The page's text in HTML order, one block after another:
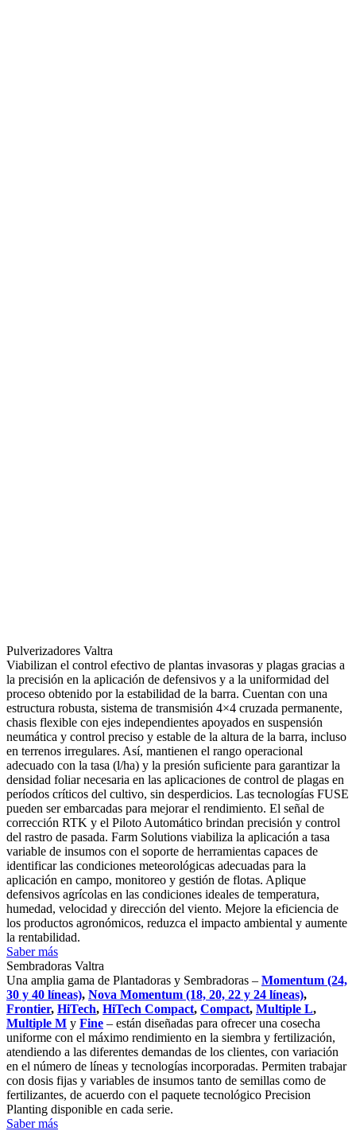
Pulverizadores Valtra
Viabilizan el control efectivo de plantas invasoras y plagas gracias a
la precisión en la aplicación de defensivos y a la uniformidad del
proceso obtenido por la estabilidad de la barra. Cuentan con una
estructura robusta, sistema de transmisión 4×4 cruzada permanente,
chasis flexible con ejes independientes apoyados en suspensión
neumática y control preciso y estable de la altura de la barra, incluso
en terrenos irregulares. Así, mantienen el rango operacional
adecuado con la tasa (l/ha) y la presión suficiente para garantizar la
densidad foliar necesaria en las aplicaciones de control de plagas en
períodos críticos del cultivo, sin desperdicios. Las tecnologías FUSE
pueden ser embarcadas para mejorar el rendimiento. El señal de
corrección RTK y el Piloto Automático brindan precisión y control
del rastro de pasada. Farm Solutions viabiliza la aplicación a tasa
variable de insumos con el soporte de herramientas capaces de
identificar las condiciones meteorológicas adecuadas para la
aplicación en campo, monitoreo y gestión de flotas. Aplique
defensivos agrícolas en las condiciones ideales de temperatura,
humedad, velocidad y dirección del viento. Mejore la eficiencia de
los productos agronómicos, reduzca el impacto ambiental y aumente
la rentabilidad.
Saber más
Sembradoras Valtra
Una amplia gama de Plantadoras y Sembradoras – Momentum (24,
30 y 40 líneas), Nova Momentum (18, 20, 22 y 24 líneas),
Frontier, HiTech, HiTech Compact, Compact, Multiple L,
Multiple M y Fine – están diseñadas para ofrecer una cosecha
uniforme con el máximo rendimiento en la siembra y fertilización,
atendiendo a las diferentes demandas de los clientes, con variación
en el número de líneas y tecnologías incorporadas. Permiten trabajar
con dosis fijas y variables de insumos tanto de semillas como de
fertilizantes, de acuerdo con el paquete tecnológico Precision
Planting disponible en cada serie.
Saber más